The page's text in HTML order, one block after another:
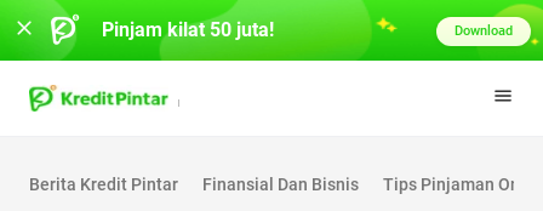
Berita Kredit Pintar Finansial Dan Bisnis Tips Pinjaman
Pinjam kilat 50 juta! Download